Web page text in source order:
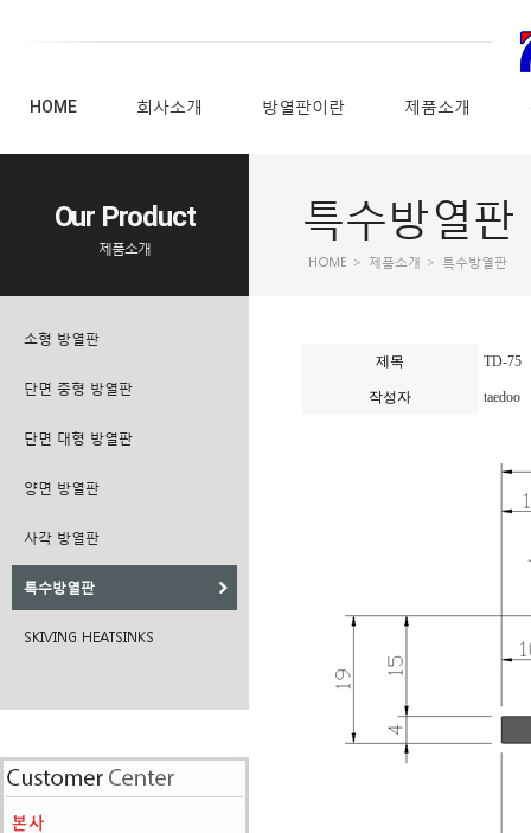
HOME 회사소개 방열판이란 제품소개
Our Product
제품소개
소형 방열판
단면 중형 방열판
단면 대형 방열판
양면 방열판
사각 방열판
특수방열판
SKIVING HEATSINKS
특수방열판
HOME > 제품소개 > 특수방열판
제목 TD-75
작성자 taedoo